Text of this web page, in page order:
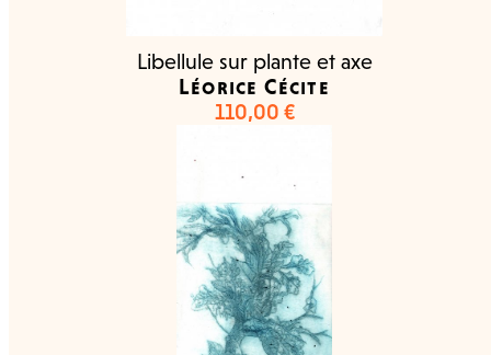
Libellule sur plante et axe
Léorice Cécite
110,00 €